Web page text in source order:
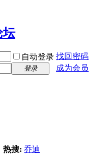
自动登录 找回密码
登录
成为会员
热搜: 乔迪